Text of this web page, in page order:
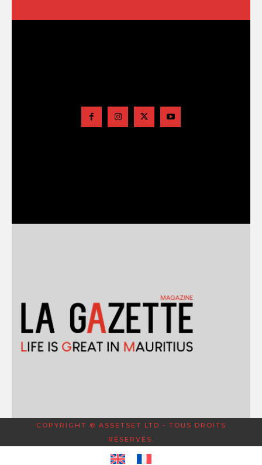
COPYRIGHT © ASSETSET LTD - TOUS DROITS
RÉSERVÉS.